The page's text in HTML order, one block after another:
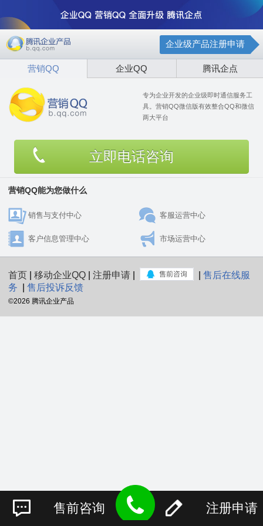
企业级产品注册申请
营销QQ 企业QQ 腾讯企点
专为企业开发的企业级即时通信服务工
具。营销QQ微信版有效整合QQ和微信
两大平台
立即电话咨询
营销QQ能为您做什么
销售与支付中心 客服运营中心
客户信息管理中心 市场运营中心
首页 移动企业QQ 注册申请
售后在线服
务
售后投诉反馈
©2026 腾讯企业产品
售前咨询 注册申请